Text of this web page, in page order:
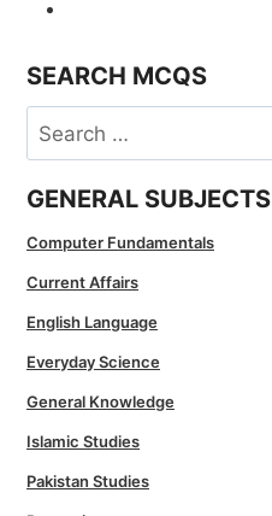
SEARCH MCQS
Search
for:
GENERAL SUBJECTS
Computer Fundamentals
Current Affairs
English Language
Everyday Science
General Knowledge
Islamic Studies
Pakistan Studies